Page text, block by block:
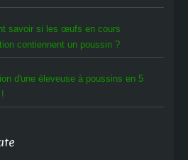
savoir si les œufs en cours
contiennent un poussin ?
d'une éleveuse à poussins en 5